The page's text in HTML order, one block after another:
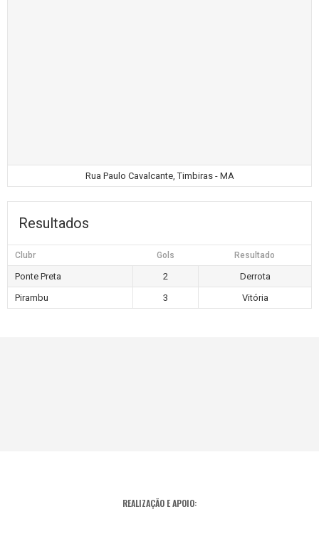
Rua Paulo Cavalcante, Timbiras - MA
Resultados
Clubr Gols Resultado
Ponte Preta 2
Derrota
Pirambu
3 Vitória
REALIZAÇÃO E APOIO: